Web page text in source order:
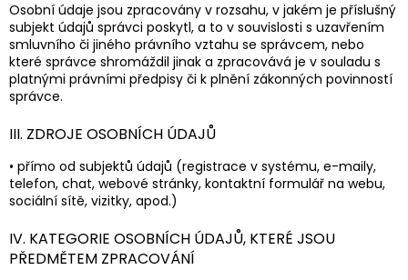
Osobní údaje jsou zpracovány v rozsahu, v jakém je příslušný
subjekt údajů správci poskytl, a to v souvislosti s uzavřením
smluvního či jiného právního vztahu se správcem, nebo
které správce shromáždil jinak a zpracovává je v souladu s
platnými právními předpisy či k plnění zákonných povinností
správce.
III. ZDROJE OSOBNÍCH ÚDAJŮ
• přímo od subjektů údajů (registrace v systému, e-maily,
telefon, chat, webové stránky, kontaktní formulář na webu,
sociální sítě, vizitky, apod.)
IV. KATEGORIE OSOBNÍCH ÚDAJŮ, KTERÉ JSOU
PŘEDMĚTEM ZPRACOVÁNÍ